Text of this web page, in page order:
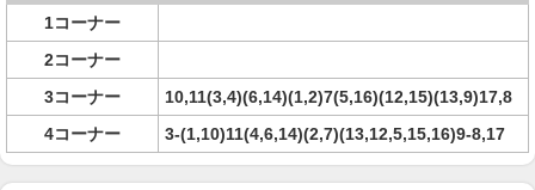
1コーナー
2コーナー
3コーナー
10,11(3,4)(6,14)(1,2)7(5,16)(12,15)(13,9)17,8
4コーナー
3-(1,10)11(4,6,14)(2,7)(13,12,5,15,16)9-8,17